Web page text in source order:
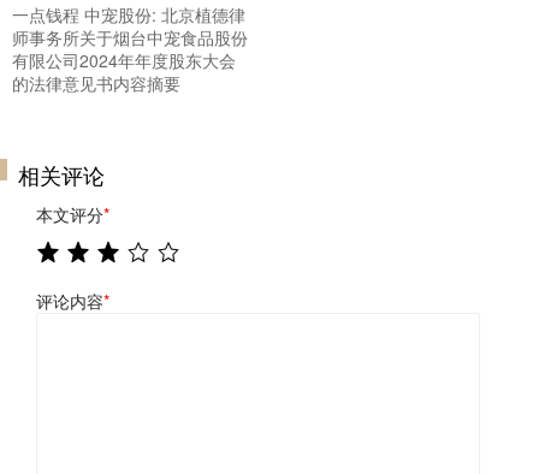
一点钱程 中宠股份: 北京植德律
师事务所关于烟台中宠食品股份
有限公司2024年年度股东大会
的法律意见书内容摘要
相关评论
本文评分*
评论内容*